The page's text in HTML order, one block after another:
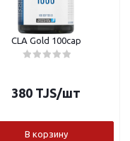
CLA Gold 100cap
380 TJS/шт
В корзину